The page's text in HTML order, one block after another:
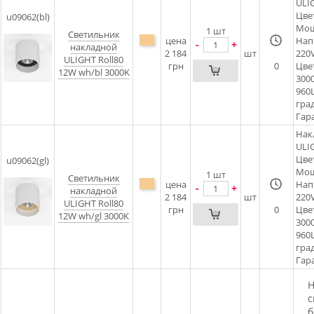
u09062(bl)
Светильник
накладной
ULIGHT Roll80
12W wh/bl 3000K
цена
2 184
грн
1 шт
- +
шт
0
u09062(gl)
Светильник
накладной
ULIGHT Roll80
12W wh/gl 3000K
цена
2 184
грн
1 шт
- +
шт
0